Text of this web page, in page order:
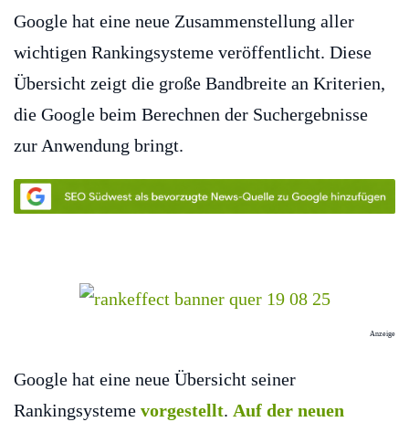
Google hat eine neue Zusammenstellung aller
wichtigen Rankingsysteme veröffentlicht. Diese
Übersicht zeigt die große Bandbreite an Kriterien,
die Google beim Berechnen der Suchergebnisse
zur Anwendung bringt.
Anzeige
Google hat eine neue Übersicht seiner
Rankingsysteme vorgestellt. Auf der neuen